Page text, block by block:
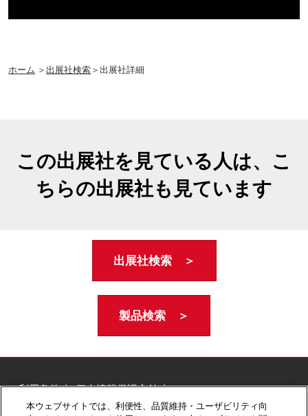
ホーム ＞出展社検索＞出展社詳細
この出展社を見ている人は、こ
ちらの出展社も見ています
出展社検索 ＞
製品検索 ＞
ご利用条件
個人情報保護方針
個人情報に関する修正・利用停止など
本ウェブサイトでは、利便性、品質維持・ユーザビリティ向